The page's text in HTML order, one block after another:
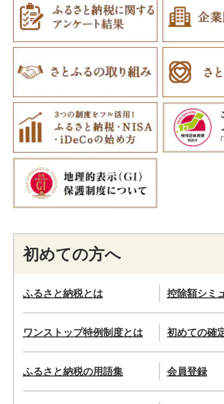
初めての方へ
ふるさと納税とは 控除額シミ
ワンストップ特例制度とは 初めての確
ふるさと納税の用語集 会員登録